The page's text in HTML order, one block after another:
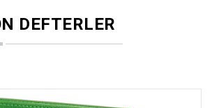
DEFTERLER